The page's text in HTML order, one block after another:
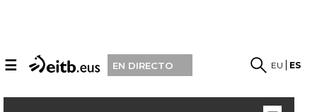
☰ EN DIRECTO EU ES